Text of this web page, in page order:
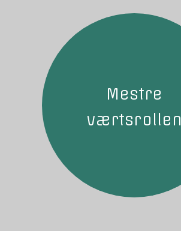
Mestre
værtsrollen